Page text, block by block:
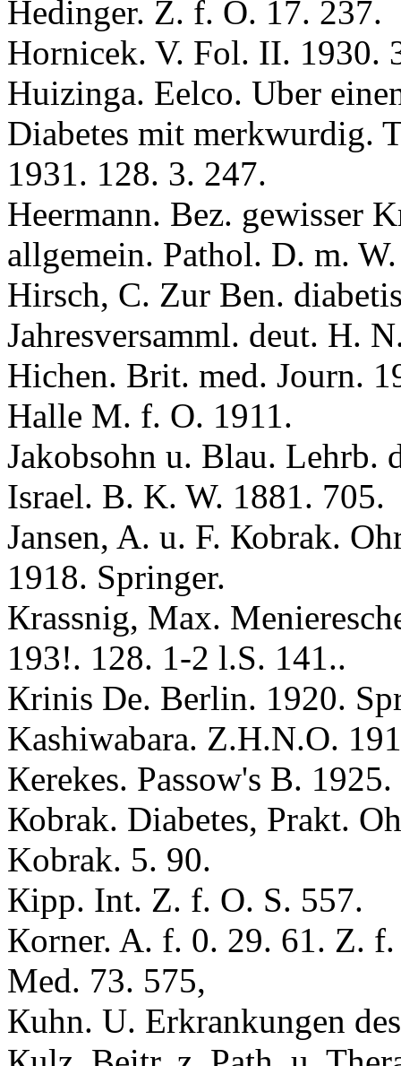
Hedinger. Z. f. O. 17. 237.
Hornicek. V. Fol. II. 1930.
Huizinga. Eelco. Uber
Diabetes mit merkwurdig.
1931. 128. 3. 247.
Heermann. Bez. gewisser
allgemein. Pathol. D. m.
Hirsсh, C. Zur Ben.
Jahresversamml. deut. H.
Hiсhen. Brit. med. Journ.
Halle M. f. O. 1911.
Jakobsohn u. Вlau. Lehrb.
Israel. B. K. W. 1881. 705.
Jansen, A. u. F. Коbrak.
1918. Springer.
Кrassnig, Max.
193!. 128. 1-2 l.S. 141..
Кrinis De. Berlin. 1920.
Kashiwabara. Z.H.N.O.
Кerekes. Passow's B.
Коbrak. Diabetes, Prakt.
Kobrak. 5. 90.
Кipp. Int. Z. f. O. S. 557.
Кorner. A. f. 0. 29. 61. Z.
Med. 73. 575,
Кuhn. U. Erkrankungen